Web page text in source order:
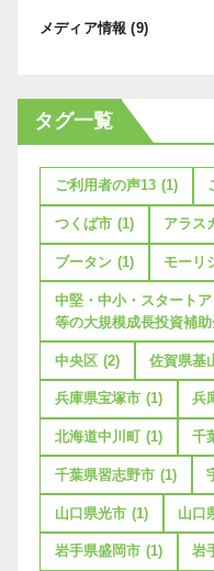
メディア情報 (9)
タグ一覧
ご利用者の声13 (1)
つくば市 (1) アラス
ブータン (1) モーリ
中堅・中小・スタート
等の大規模成長投資補
中央区 (2) 佐賀県基
兵庫県宝塚市 (1) 兵
北海道中川町 (1) 千
千葉県習志野市 (1)
山口県光市 (1) 山口
岩手県盛岡市 (1) 岩